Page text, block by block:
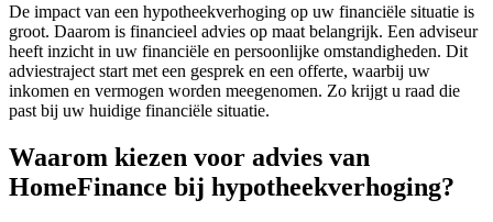
De impact van een hypotheekverhoging op uw financiële situatie is
groot. Daarom is financieel advies op maat belangrijk. Een adviseur
heeft inzicht in uw financiële en persoonlijke omstandigheden. Dit
adviestraject start met een gesprek en een offerte, waarbij uw
inkomen en vermogen worden meegenomen. Zo krijgt u raad die
past bij uw huidige financiële situatie.
Waarom kiezen voor advies van
HomeFinance bij hypotheekverhoging?